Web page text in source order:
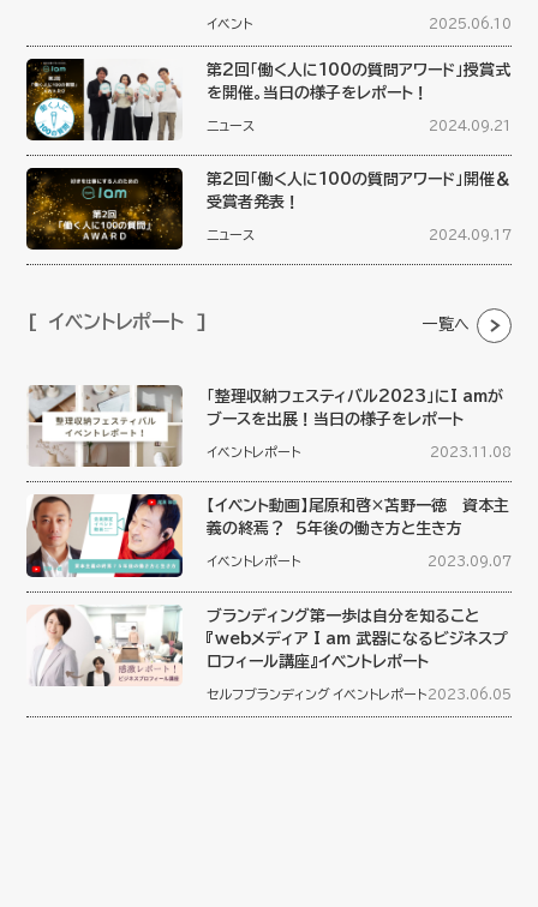
イベント 2025.06.10
第2回「働く人に100の質問アワード」授賞式
を開催。当日の様子をレポート！
ニュース 2024.09.21
第2回「働く人に100の質問アワード」開催＆
受賞者発表！
ニュース 2024.09.17
イベントレポート 一覧へ
「整理収納フェスティバル2023」にI amが
ブースを出展！当日の様子をレポート
イベントレポート 2023.11.08
【イベント動画】尾原和啓×苫野一徳 資本主
義の終焉？ ５年後の働き方と生き方
イベントレポート 2023.09.07
ブランディング第一歩は自分を知ること
『webメディア I am 武器になるビジネスプ
ロフィール講座』イベントレポート
セルフブランディング イベントレポート 2023.06.05